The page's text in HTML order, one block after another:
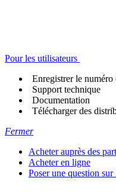
Pour les utilisateurs
Enregistrer le numéro
Support technique
Documentation
Télécharger des
Fermer
Acheter auprès des
Acheter en ligne
Poser une question sur